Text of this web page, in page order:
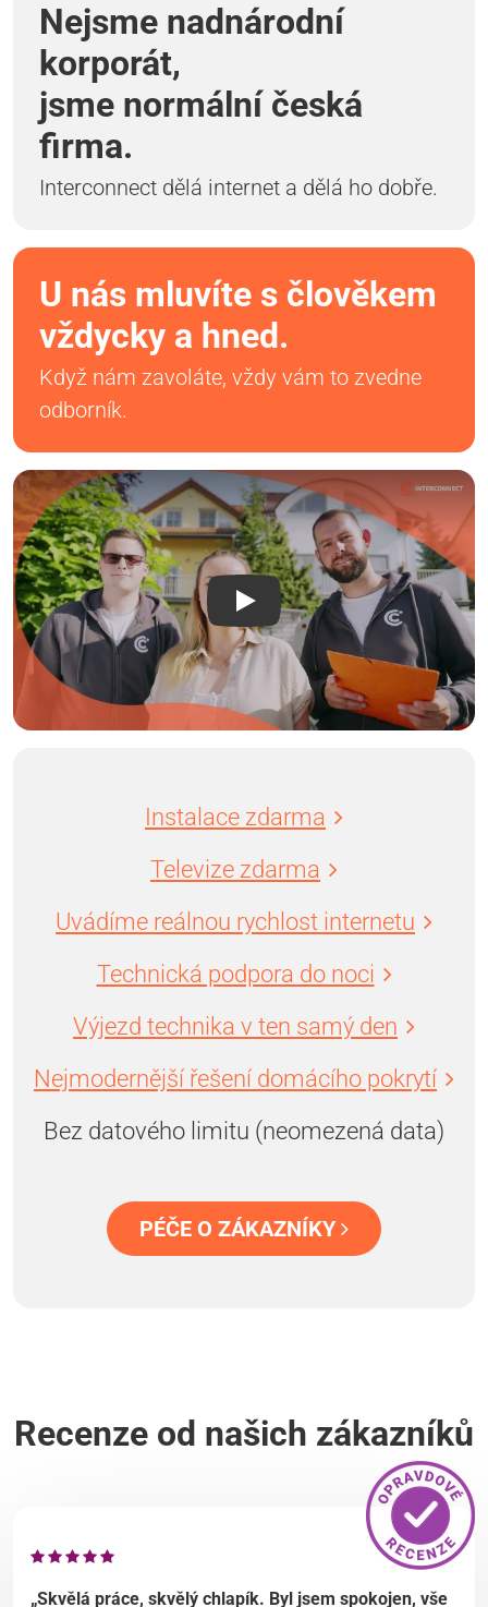
Nejsme nadnárodní
korporát,
jsme normální česká
firma.
Interconnect dělá internet a dělá ho dobře.
U nás mluvíte s člověkem
vždycky a hned.
Když nám zavoláte, vždy vám to zvedne
odborník.
Instalace zdarma
Televize zdarma
Uvádíme reálnou rychlost internetu
Technická podpora do noci
Výjezd technika v ten samý den
Nejmodernější řešení domácího pokrytí
Bez datového limitu (neomezená data)
PÉČE O ZÁKAZNÍKY
Recenze od našich zákazníků
„Skvělá práce, skvělý chlapík. Byl jsem spokojen, vše